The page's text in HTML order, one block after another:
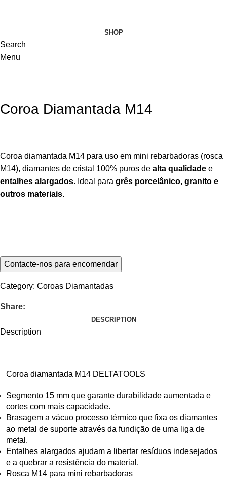
SHOP
Search
Menu
Coroa Diamantada M14
Coroa diamantada M14 para uso em mini rebarbadoras (rosca
M14), diamantes de cristal 100% puros de alta qualidade e
entalhes alargados. Ideal para grês porcelânico, granito e
outros materiais.
Category: Coroas Diamantadas
Share:
DESCRIPTION
Description
Coroa diamantada M14 DELTATOOLS
Segmento 15 mm que garante durabilidade aumentada e
cortes com mais capacidade.
Brasagem a vácuo processo térmico que fixa os diamantes
ao metal de suporte através da fundição de uma liga de
metal.
Entalhes alargados ajudam a libertar resíduos indesejados
e a quebrar a resistência do material.
Rosca M14 para mini rebarbadoras